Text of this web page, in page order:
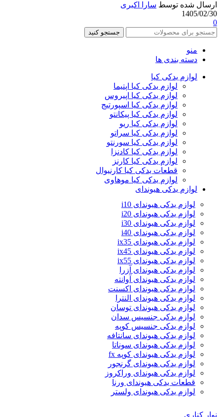
ارسال شده توسط سارا اکبری
1405/02/30
0
جستجو کنید
منو
دسته بندی ها
لوازم یدکی کیا
لوازم یدکی کیا اپتیما
لوازم یدکی کیا اپیروس
لوازم یدکی کیا اسپورتیج
لوازم یدکی کیا پیکانتو
لوازم یدکی کیا ریو
لوازم یدکی کیا سراتو
لوازم یدکی کیا سورنتو
لوازم یدکی کیا کادنزا
لوازم یدکی کیا کارنز
قطعات یدکی کیا کارنیوال
لوازم یدکی کیا موهاوی
لوازم یدکی هیوندای
لوازم یدکی هیوندای i10
لوازم یدکی هیوندای i20
لوازم یدکی هیوندای i30
لوازم یدکی هیوندای i40
لوازم یدکی هیوندای ix35
لوازم یدکی هیوندای ix45
لوازم یدکی هیوندای ix55
لوازم یدکی هیوندای آزرا
لوازم یدکی هیوندای آوانته
لوازم یدکی هیوندای اکسنت
لوازم یدکی هیوندای النترا
لوازم یدکی هیوندای توسان
لوازم یدکی جنسیس سدان
لوازم یدکی جنسیس کوپه
لوازم یدکی هیوندای سانتافه
لوازم یدکی هیوندای سوناتا
لوازم یدکی هیوندای کوپه fx
لوازم یدکی هیوندای گرنجور
لوازم یدکی هیوندای وراکروز
قطعات یدکی هیوندای ورنا
لوازم یدکی هیوندای ولستر
نوار کناری